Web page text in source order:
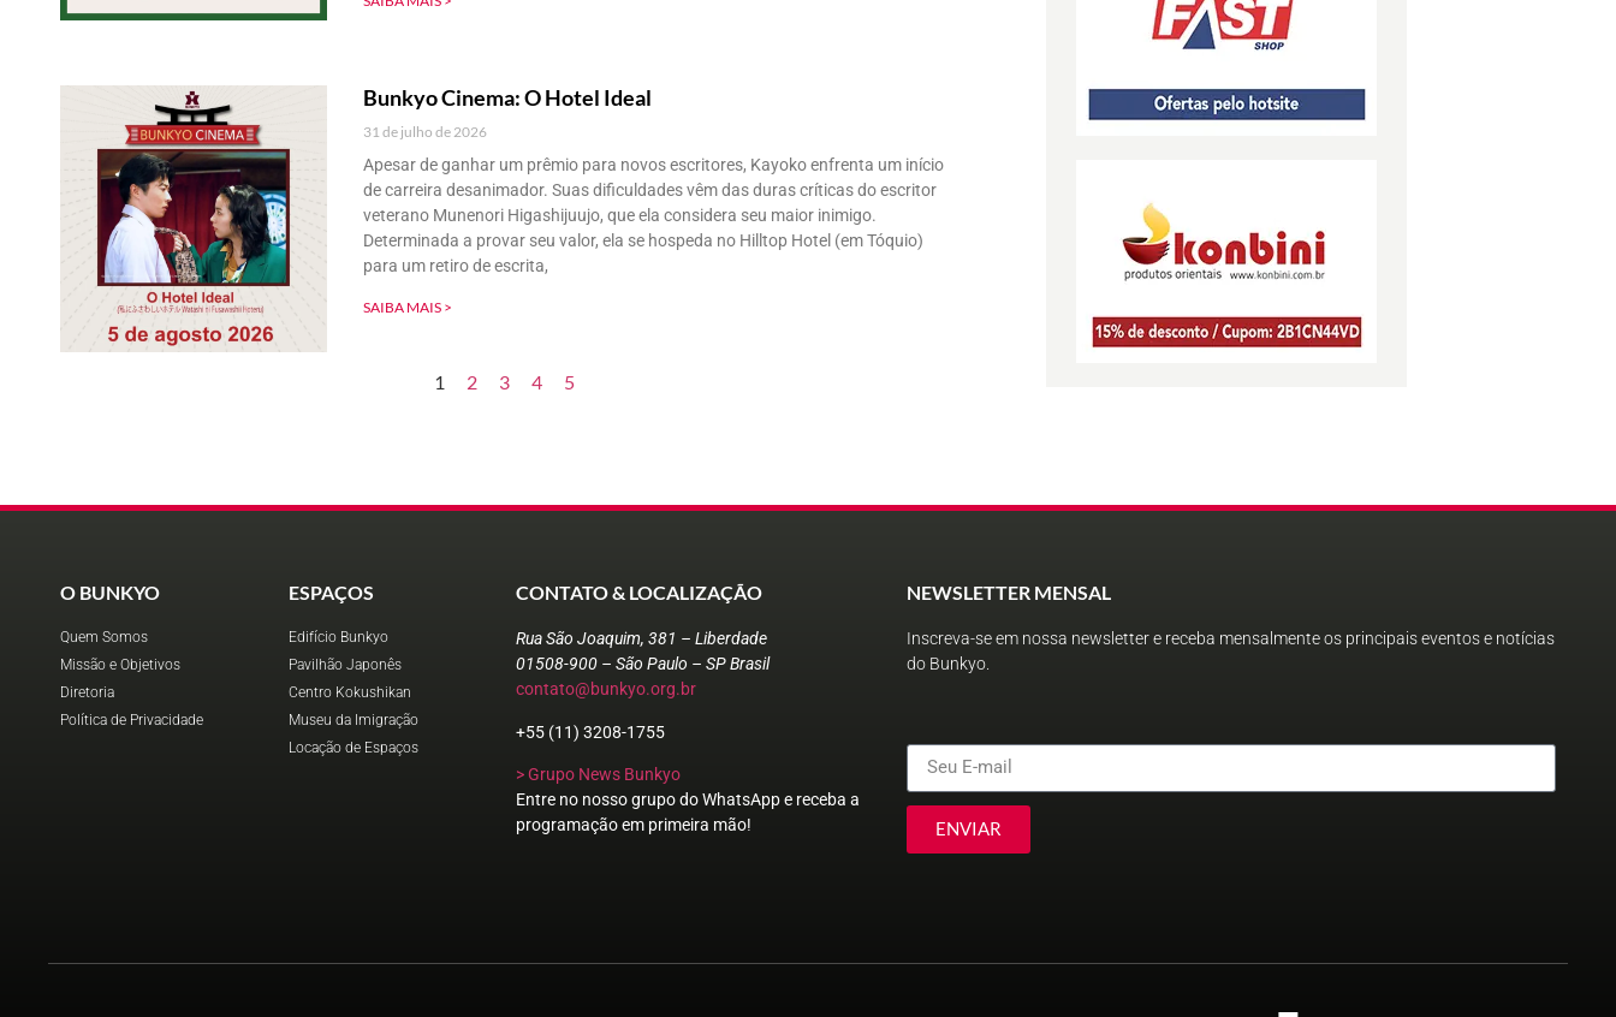
Bunkyo Cinema: O Hotel Ideal
31 de julho de 2026
Apesar de ganhar um prêmio para novos escritores, Kayoko enfrenta um início
de carreira desanimador. Suas dificuldades vêm das duras críticas do escritor
veterano Munenori Higashijuujo, que ela considera seu maior inimigo.
Determinada a provar seu valor, ela se hospeda no Hilltop Hotel (em Tóquio)
para um retiro de escrita,
SAIBA MAIS >
1 2 3 4 5
O BUNKYO
Quem Somos
Missão e Objetivos
Diretoria
Política de Privacidade
ESPAÇOS
Edifício Bunkyo
Pavilhão Japonês
Centro Kokushikan
Museu da Imigração
Locação de Espaços
CONTATO & LOCALIZAÇÃO
Rua São Joaquim, 381 – Liberdade
01508-900 – São Paulo – SP Brasil
contato@bunkyo.org.br
+55 (11) 3208-1755
> Grupo News Bunkyo
Entre no nosso grupo do WhatsApp e receba a
programação em primeira mão!
NEWSLETTER MENSAL
Inscreva-se em nossa newsletter e receba mensalmente os principais eventos e notícias
do Bunkyo.
ENVIAR